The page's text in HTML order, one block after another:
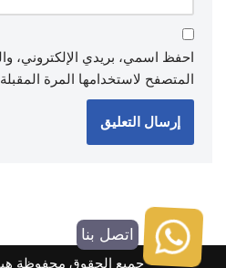
احفظ اسمي، بريدي الإلكتروني،
المتصفح لاستخدامها المرة
جميع الحقوق محفوظة هيفين
اتصل بنا